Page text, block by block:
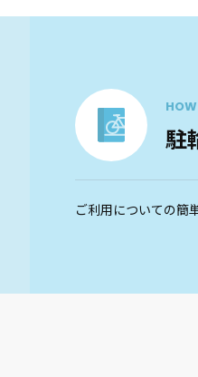
駐
ご利用についての簡